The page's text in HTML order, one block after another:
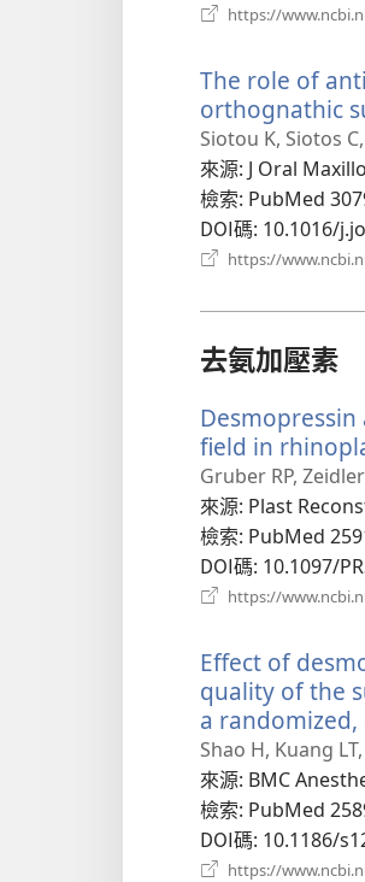
https://
The role of
orthognathic
Siotou K, Siotos
來源‎: J Oral
檢索‎: PubMed
DOI碼‎: 10.1016/
https://
去氨加壓素
field in
Gruber RP,
來源‎: Plast
檢索‎: PubMed
DOI碼‎: 10.1097/
https://
Effect of
quality of the
a
Shao H, Kuang
來源‎: BMC
檢索‎: PubMed
DOI碼‎: 10.1186/
https://